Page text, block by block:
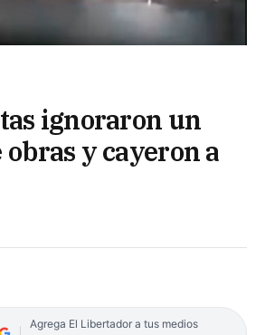
ignoraron un
y cayeron a
Agrega El Libertador a tus medios